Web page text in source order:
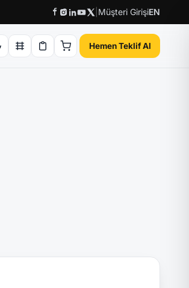
Müşteri GirişiEN
Hemen Teklif Al